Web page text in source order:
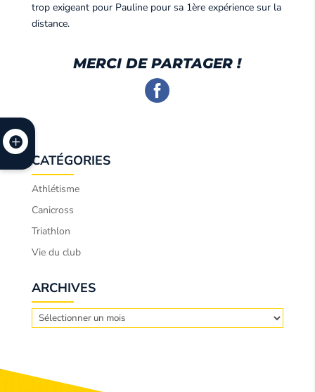
trop exigeant pour Pauline pour sa 1ère expérience sur la
distance.
MERCI DE PARTAGER !
CATÉGORIES
Athlétisme
Canicross
Triathlon
Vie du club
ARCHIVES
Archives